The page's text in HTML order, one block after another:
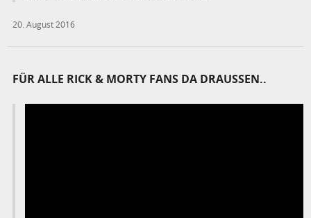
20. August 2016
FÜR ALLE RICK & MORTY FANS DA DRAUSSEN..